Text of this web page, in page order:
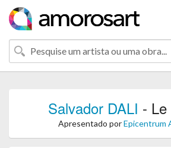
Salvador DALI -
Apresentado porEpicentrum